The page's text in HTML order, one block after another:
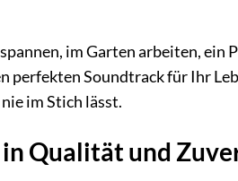
im Garten arbeiten,
perfekten Soundtrack für Ihr
im Stich lässt.
Qualität und